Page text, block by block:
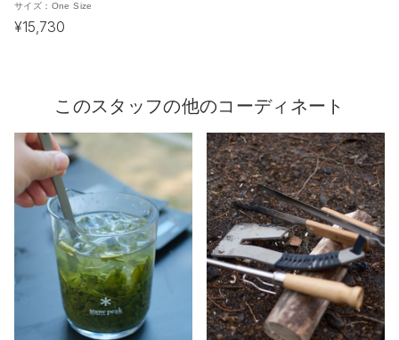
サイズ： One Size
¥15,730
このスタッフの他のコーディネート